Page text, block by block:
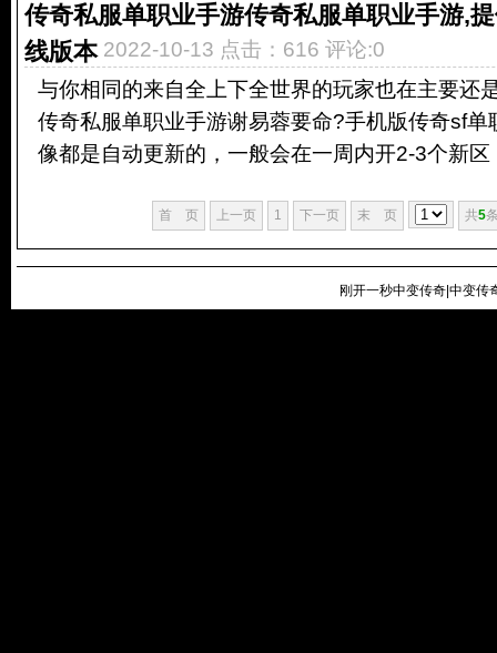
传奇私服单职业手游传奇私服单职业手游,
线版本 2022-10-13 点击：616 评论:0
与你相同的来自全上下全世界的玩家也在主要还
传奇私服单职业手游谢易蓉要命?手机版传奇sf单
像都是自动更新的，一般会在一周内开2-3个新区
首 页 上一页 1 下一页 末 页 共5
刚开一秒中变传奇|中变传